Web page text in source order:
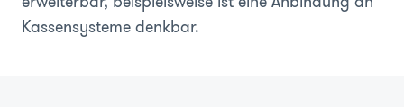
Kassensysteme denkbar.